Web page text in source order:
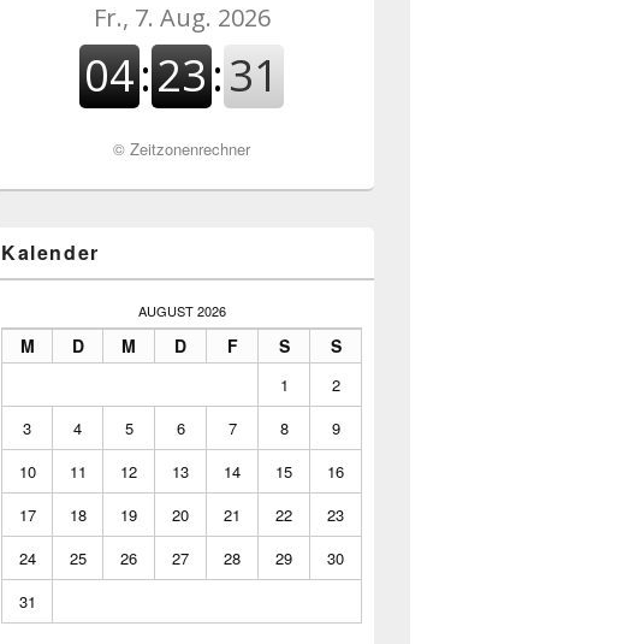
© Zeitzonenrechner
Kalender
AUGUST 2026
M D M D F S S
1
2
3
4 5 6 7 8
9
10
11 12 13 14 15
16
17
18 19 20 21 22
23
24
25 26 27 28 29
30
31